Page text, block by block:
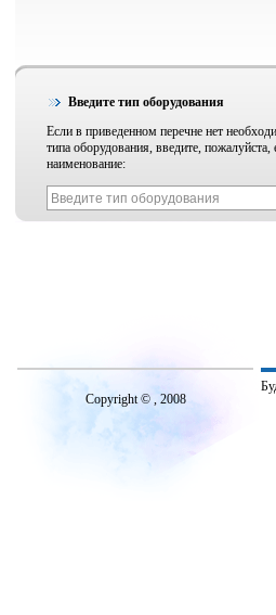
Введите тип оборудования
Если в приведенном перечне нет
типа оборудования, введите, пожалуйста,
наименование:
Copyright © , 2008